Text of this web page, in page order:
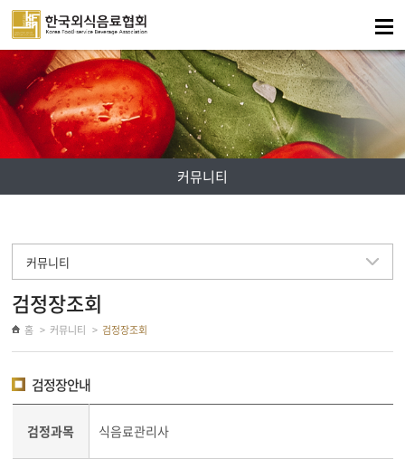
주메뉴 바로가기
컨텐츠 바로가기
커뮤니티
커뮤니티
검정장조회
홈 커뮤니티 검정장조회
검정장안내
검정과목 식음료관리사